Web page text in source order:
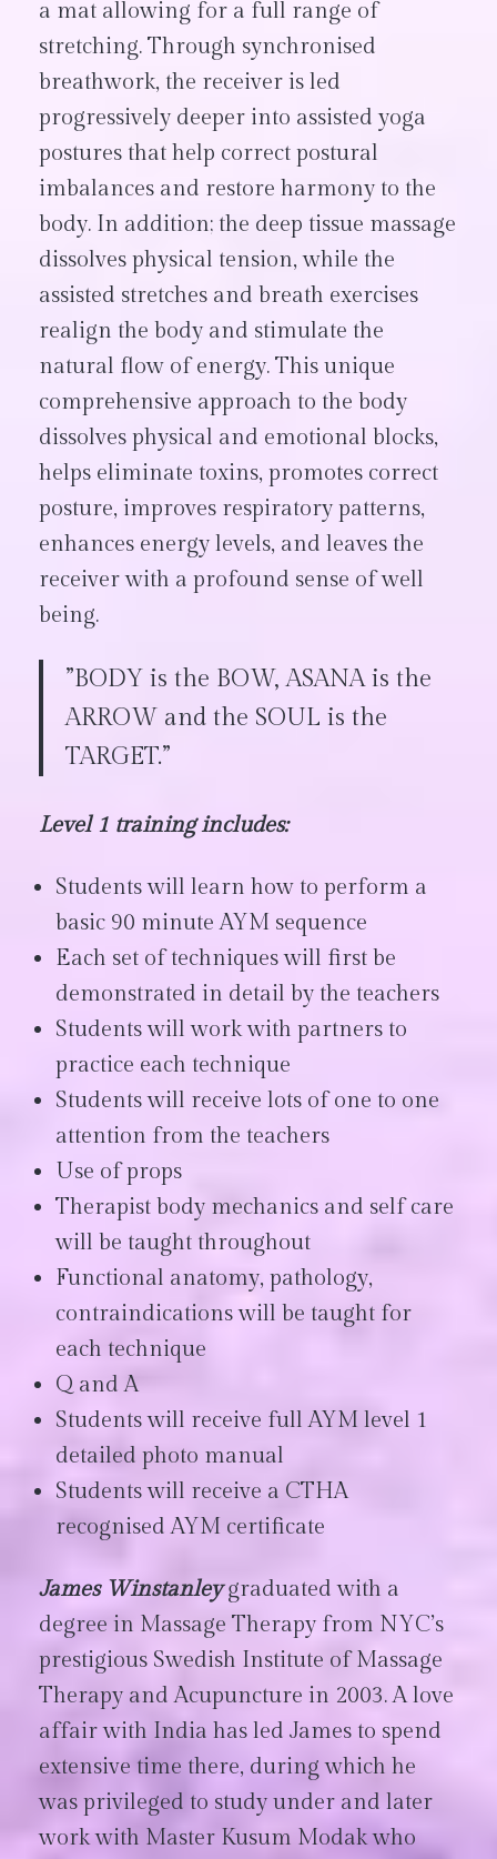
a mat allowing for a full range of
stretching. Through synchronised
breathwork, the receiver is led
progressively deeper into assisted yoga
postures that help correct postural
imbalances and restore harmony to the
body. In addition; the deep tissue massage
dissolves physical tension, while the
assisted stretches and breath exercises
realign the body and stimulate the
natural flow of energy. This unique
comprehensive approach to the body
dissolves physical and emotional blocks,
helps eliminate toxins, promotes correct
posture, improves respiratory patterns,
enhances energy levels, and leaves the
receiver with a profound sense of well
being.
”BODY is the BOW, ASANA is the
ARROW and the SOUL is the
TARGET.”
Level 1 training includes:
Students will learn how to perform a
basic 90 minute AYM sequence
Each set of techniques will first be
demonstrated in detail by the teachers
Students will work with partners to
practice each technique
Students will receive lots of one to one
attention from the teachers
Use of props
Therapist body mechanics and self care
will be taught throughout
Functional anatomy, pathology,
contraindications will be taught for
each technique
Q and A
Students will receive full AYM level 1
detailed photo manual
Students will receive a CTHA
recognised AYM certificate
James Winstanleygraduated with a
degree in Massage Therapy from NYC’s
prestigious Swedish Institute of Massage
Therapy and Acupuncture in 2003. A love
affair with India has led James to spend
extensive time there, during which he
was privileged to study under and later
work with Master Kusum Modak who